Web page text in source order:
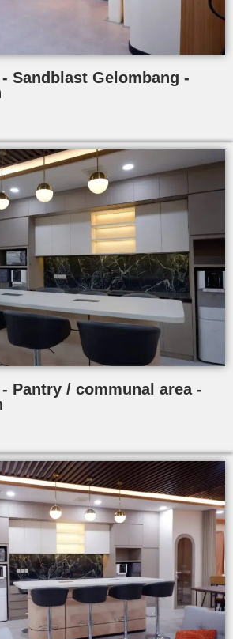
Sandblast Gelombang -
Pantry / communal area -